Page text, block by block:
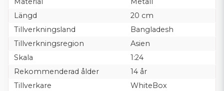
Längd
20 cm
Tillverkningsland
Bangladesh
Tillverkningsregion
Asien
Skala
1:24
Rekommenderad ålder
14 år
Tillverkare
WhiteBox